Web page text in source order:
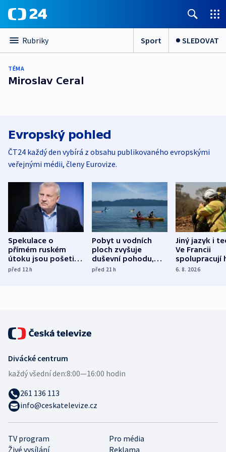
Rubriky Sport SLEDOVAT
TÉMA
Miroslav Ceral
Evropský pohled
ČT24 každý den vybírá z obsahu publikovaného evropskými
veřejnými médii, členy Eurovize.
Spekulace o
přímém ruském
útoku jsou pošetilé,
míní estonský
před 12h
Pobyt u vodních
ploch zvyšuje
duševní pohodu,
ukázala
před 21h
Jiný jazyk i
Ve Francii
spolupracují
různých zemí
6. 8. 2026
TV program
Pro média
Živé vysílání
Reklama
Divácké centrum
každý všední den:8:00—16:00 hodin
261 136 113
info@ceskatelevize.cz